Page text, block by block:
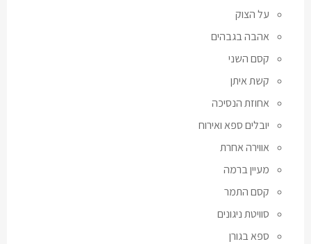
על הצוק
אהבה בגבהים
קסם השני
קשת איתן
אחוזת הנסיכה
יובלים ספא ואירוח
אווירה אחרת
מעיין ברמה
קסם התמר
סוויטת ניגונים
ספא בגורן